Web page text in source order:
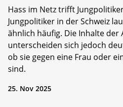
Hass im Netz trifft
Jungpolitiker in der Schweiz
ähnlich häufig. Die Inhalte der
unterscheiden sich jedoch
ob sie gegen eine Frau oder
sind.
25. Nov 2025